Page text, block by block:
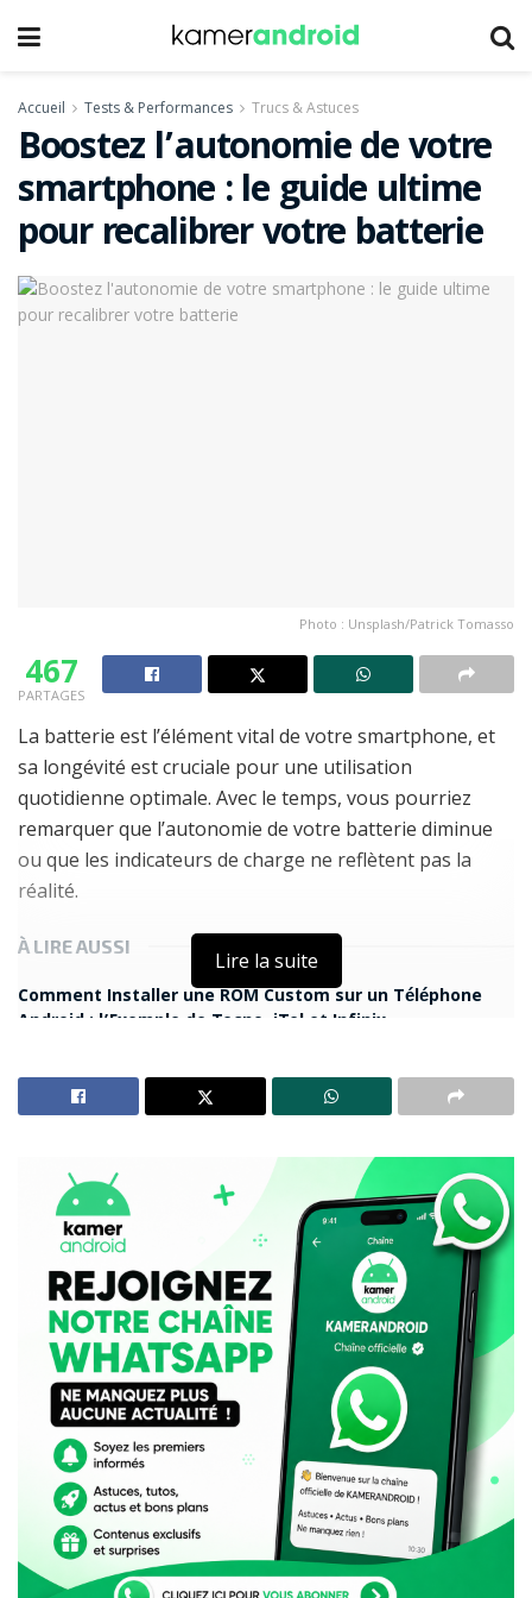
Accueil Tests & Performances Trucs & Astuces
Boostez l’autonomie de votre
smartphone : le guide ultime
pour recalibrer votre batterie
Photo : Unsplash/Patrick Tomasso
467
PARTAGES
La batterie est l’élément vital de votre smartphone, et
sa longévité est cruciale pour une utilisation
quotidienne optimale. Avec le temps, vous pourriez
remarquer que l’autonomie de votre batterie diminue
ou que les indicateurs de charge ne reflètent pas la
réalité.
À LIRE AUSSI
Comment Installer une ROM Custom sur un Téléphone
Android : l’Exemple de Tecno, iTel et Infinix
sans Internet et en un clic !
C’est là qu’intervient le recalibrage de la batterie, une
procédure simple qui peut vous aider à obtenir une
estimation plus précise de l’autonomie de votre
batterie et, dans certains cas, à améliorer ses
performances.
Qu’est-ce que le recalibrage de la
batterie ?
Le recalibrage de la batterie est un processus qui
permet de réinitialiser le système de gestion de la
batterie de votre smartphone.Cela aide à aligner
Lire la suite